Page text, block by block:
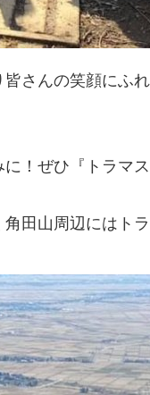
さんの笑顔にふ
！ぜひ『トラマ
田山周辺にはト